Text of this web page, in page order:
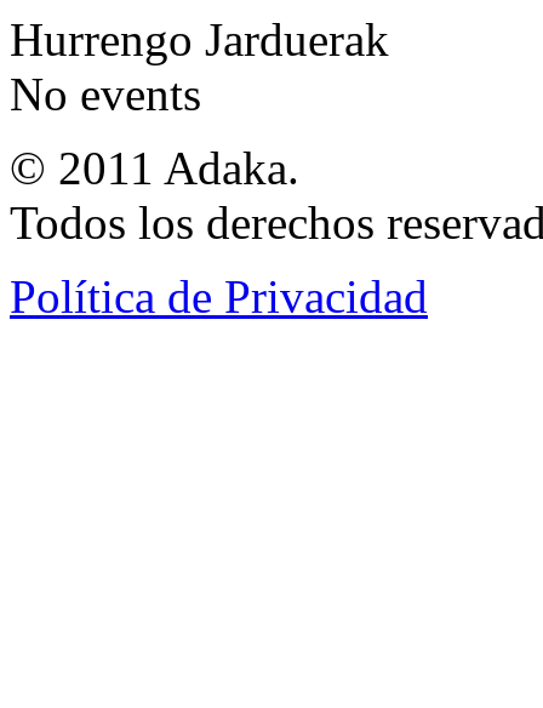
Hurrengo Jarduerak
No events
© 2011 Adaka.
Todos los derechos
Política de Privacidad